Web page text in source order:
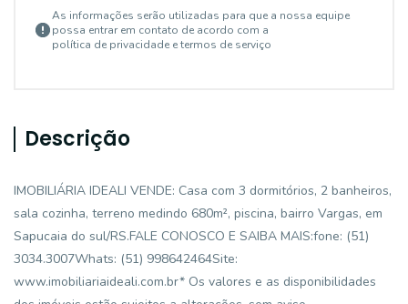
As informações serão utilizadas para que a nossa equipe
possa entrar em contato de acordo com a
política de privacidade e termos de serviço
Descrição
IMOBILIÁRIA IDEALI VENDE: Casa com 3 dormitórios, 2 banheiros,
sala cozinha, terreno medindo 680m², piscina, bairro Vargas, em
Sapucaia do sul/RS.FALE CONOSCO E SAIBA MAIS:fone: (51)
3034.3007Whats: (51) 998642464Site:
www.imobiliariaideali.com.br* Os valores e as disponibilidades